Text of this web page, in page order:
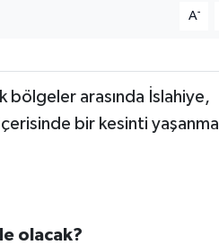
A-
arasında İslahiye,
bir kesinti yaşanma
olacak?